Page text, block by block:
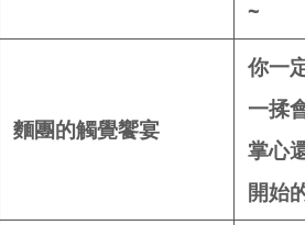
~
麵團的觸覺饗宴
你一
一揉
掌心
開始